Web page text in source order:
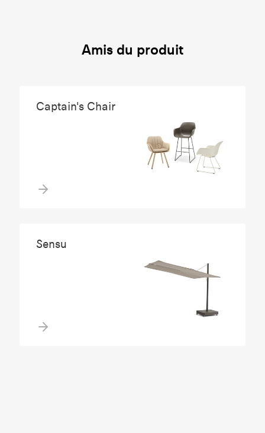
Amis du produit
Captain's Chair
Sensu